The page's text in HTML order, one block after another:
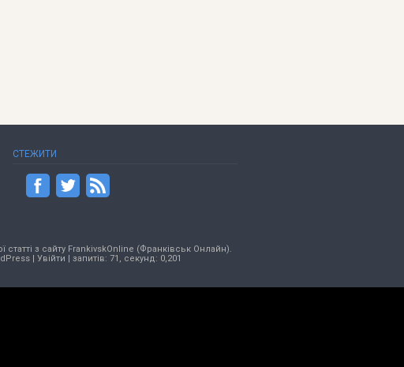
СТЕЖИТИ
з сайту FrankivskOnline (Франківськ Онлайн).
| Увійти | запитів: 71, секунд: 0,201